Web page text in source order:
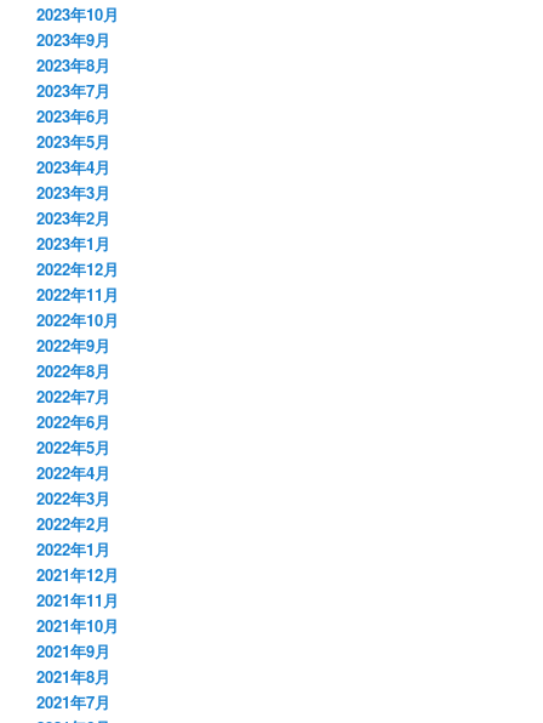
2023年10月
2023年9月
2023年8月
2023年7月
2023年6月
2023年5月
2023年4月
2023年3月
2023年2月
2023年1月
2022年12月
2022年11月
2022年10月
2022年9月
2022年8月
2022年7月
2022年6月
2022年5月
2022年4月
2022年3月
2022年2月
2022年1月
2021年12月
2021年11月
2021年10月
2021年9月
2021年8月
2021年7月